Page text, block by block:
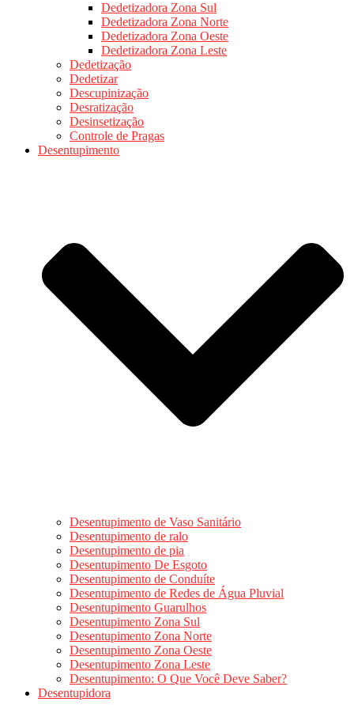
Dedetizadora Zona Sul
Dedetizadora Zona Norte
Dedetizadora Zona Oeste
Dedetizadora Zona Leste
Dedetização
Dedetizar
Descupinização
Desratização
Desinsetização
Controle de Pragas
Desentupimento
Desentupimento de Vaso Sanitário
Desentupimento de ralo
Desentupimento de pia
Desentupimento De Esgoto
Desentupimento de Conduíte
Desentupimento de Redes de Água Pluvial
Desentupimento Guarulhos
Desentupimento Zona Sul
Desentupimento Zona Norte
Desentupimento Zona Oeste
Desentupimento Zona Leste
Desentupimento: O Que Você Deve Saber?
Desentupidora